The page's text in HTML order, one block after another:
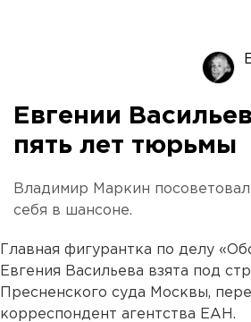
Евгении
пять лет тюрьмы
Владимир Маркин посоветовал
себя в шансоне.
Главная фигурантка по делу
Евгения Васильева взята под
Пресненского суда Москвы,
корреспондент агентства ЕАН.